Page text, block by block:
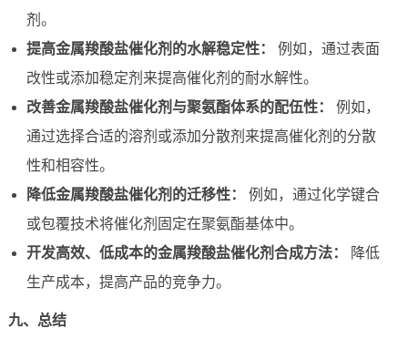
剂。
提高金属羧酸盐催化剂的水解稳定性：
例如，通过表面
改性或添加稳定剂来提高催化剂的耐水解性。
改善金属羧酸盐催化剂与聚氨酯体系的配伍性：
例如，
通过选择合适的溶剂或添加分散剂来提高催化剂的分散
性和相容性。
降低金属羧酸盐催化剂的迁移性：
例如，通过化学键合
或包覆技术将催化剂固定在聚氨酯基体中。
开发高效、低成本的金属羧酸盐催化剂合成方法：
降低
生产成本，提高产品的竞争力。
九、总结